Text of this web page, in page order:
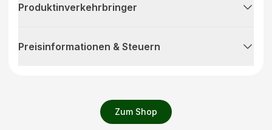
Zum Shop
Produktinverkehrbringer
Preisinformationen & Steuern